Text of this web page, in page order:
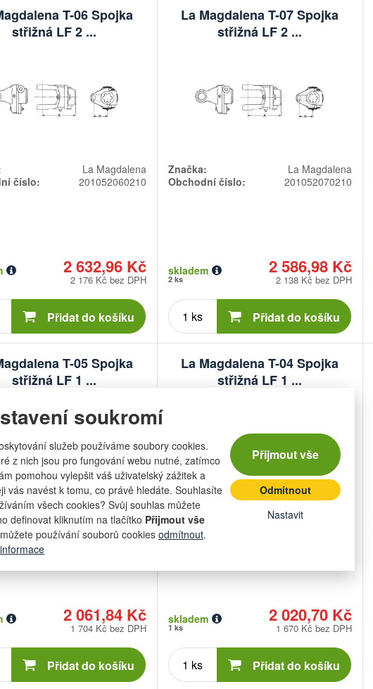
soukromí
služeb používáme soubory cookies.
z nich jsou pro fungování webu nutné, zatímco
pomohou vylepšit váš uživatelský zážitek a
vás navést k tomu, co právě hledáte. Souhlasíte
všech cookies? Svůj souhlas můžete
definovat kliknutím na tlačítko Přijmout vše
používání souborů cookies odmítnout.
Přijmout vše
Odmítnout
Nastavit
T-06 Spojka
střižná LF 2 ...
La Magdalena
číslo:
201052060210
2 632,96 Kč
2 176 Kč bez DPH
Počet
kusů Přidat do košíku
La Magdalena T-07 Spojka
střižná LF 2 ...
Značka:
La Magdalena
Obchodní číslo:
201052070210
2 586,98 Kč
skladem
2 ks 2 138 Kč bez DPH
Počet
kusů Přidat do košíku
T-05 Spojka
střižná LF 1 ...
La Magdalena
číslo:
201052050210
2 061,84 Kč
1 704 Kč bez DPH
Počet
kusů Přidat do košíku
La Magdalena T-04 Spojka
střižná LF 1 ...
Značka:
La Magdalena
Obchodní číslo:
2 020,70 Kč
skladem
1 ks 1 670 Kč bez DPH
Počet
kusů Přidat do košíku